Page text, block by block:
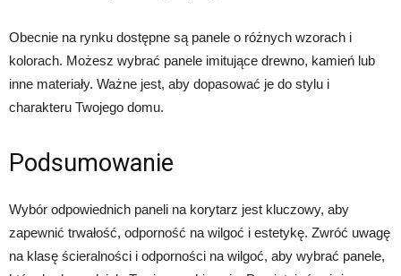
Obecnie na rynku dostępne są panele o różnych wzorach i
kolorach. Możesz wybrać panele imitujące drewno, kamień lub
inne materiały. Ważne jest, aby dopasować je do stylu i
charakteru Twojego domu.
Podsumowanie
Wybór odpowiednich paneli na korytarz jest kluczowy, aby
zapewnić trwałość, odporność na wilgoć i estetykę. Zwróć uwagę
na klasę ścieralności i odporności na wilgoć, aby wybrać panele,